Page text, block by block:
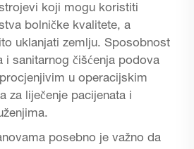
koji mogu koristiti
bolničke kvalitete, a
uklanjati zemlju. Sposobnost
i sanitarnog čišćenja podova
u operacijskim
za liječenje pacijenata i
posebno je važno da